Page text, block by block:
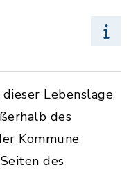
Lebenslage
des
Kommune
des